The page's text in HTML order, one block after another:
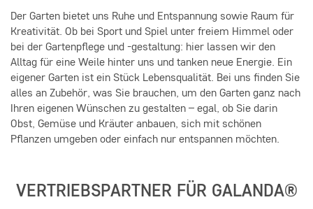
Der Garten bietet uns Ruhe und Entspannung sowie Raum für
Kreativität. Ob bei Sport und Spiel unter freiem Himmel oder
bei der Gartenpflege und -gestaltung: hier lassen wir den
Alltag für eine Weile hinter uns und tanken neue Energie. Ein
eigener Garten ist ein Stück Lebensqualität. Bei uns finden Sie
alles an Zubehör, was Sie brauchen, um den Garten ganz nach
Ihren eigenen Wünschen zu gestalten – egal, ob Sie darin
Obst, Gemüse und Kräuter anbauen, sich mit schönen
Pflanzen umgeben oder einfach nur entspannen möchten.
VERTRIEBSPARTNER FÜR GALANDA®